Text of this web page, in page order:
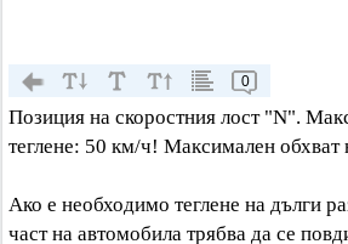
0
Позиция на скоростния лост "N".
теглене: 50 км/ч! Максимален обхват
Ако е необходимо теглене на дълги
част на автомобила трябва да се